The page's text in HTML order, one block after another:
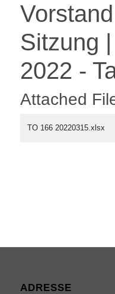
Sitzung
2022 -
Attached
TO 166 20220315.xlsx
ADRESSE